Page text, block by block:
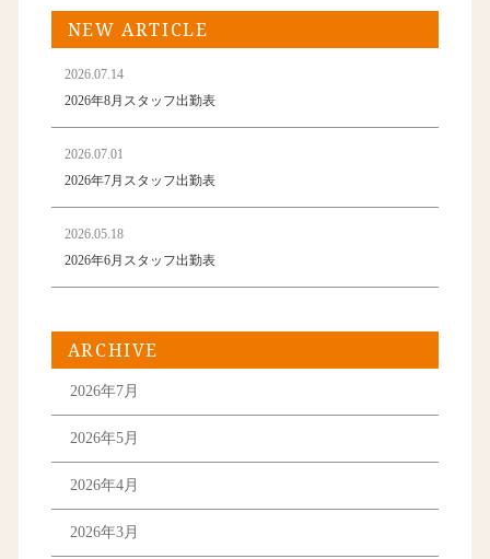
NEW ARTICLE
2026.07.14
2026年8月スタッフ出勤表
2026.07.01
2026年7月スタッフ出勤表
2026.05.18
2026年6月スタッフ出勤表
ARCHIVE
2026年7月
2026年5月
2026年4月
2026年3月